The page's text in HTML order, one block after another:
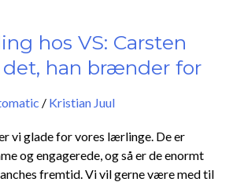
hos VS: Carsten
han brænder for
/ Kristian Juul
vi glade for vores lærlinge. De er
og engagerede, og så er de enormt
fremtid. Vi vil gerne være med til